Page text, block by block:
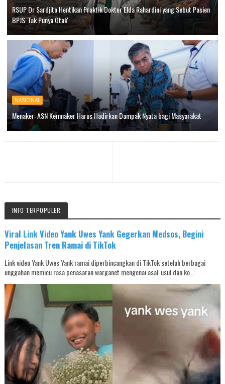
RSUP Dr Sardjito Hentikan Praktik Dokter Elda Rahardini yang Sebut Pasien
BPJS 'Tak Punya Otak'
NASIONAL
Menaker: ASN Kemnaker Harus Hadirkan Dampak Nyata bagi Masyarakat
INFO TERPOPULER
Viral Link Video Yank Uwes Yank Gegerkan Medsos, Begini
Penjelasan Tren Ramai di TikTok
Link video Yank Uwes Yank ramai diperbincangkan di TikTok setelah berbagai
unggahan memicu rasa penasaran warganet mengenai asal-usul dan ko...